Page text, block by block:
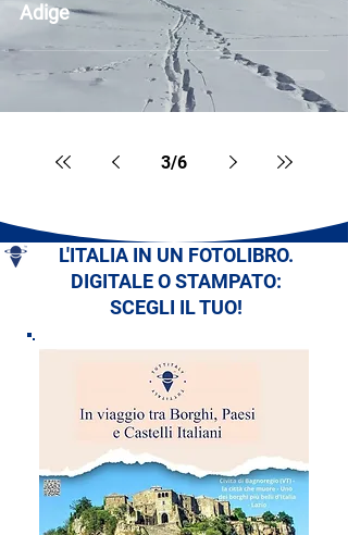
Adige
3/6
L'ITALIA IN UN FOTOLIBRO.
DIGITALE O STAMPATO:
SCEGLI IL TUO!